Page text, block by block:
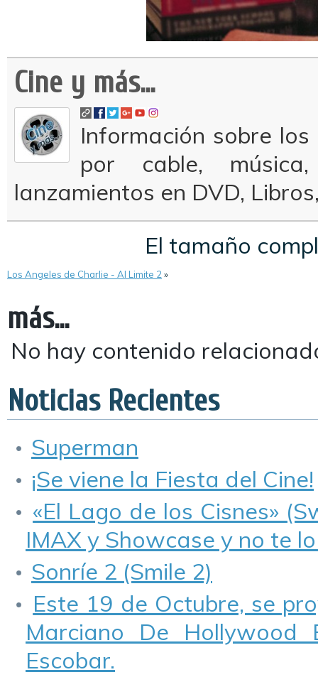
Cine y más...
Información sobre
por cable,
lanzamientos en DVD,
El tamaño
Los Angeles de Charlie - Al Limite 2 »
más...
No hay contenido
Noticias Recientes
Superman
¡Se viene la Fiesta del Cine!
«El Lago de los Cisnes»
IMAX y Showcase y no te
Sonríe 2 (Smile 2)
Este 19 de Octubre, se
Marciano De
Escobar.